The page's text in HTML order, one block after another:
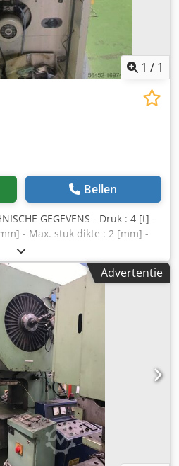
1 / 1
Bellen
GEGEVENS - Druk : 4 [t] -
- Max. stuk dikte : 2 [mm] -
Aopfx Ab Sjf - Afstand
- Afstand tussen tafel en
tafel : 220 [mm]
Advertentie